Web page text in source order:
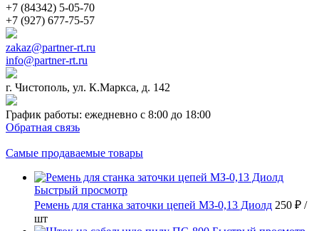
+7 (84342) 5-05-70
+7 (927) 677-75-57
zakaz@partner-rt.ru
info@partner-rt.ru
г. Чистополь, ул. К.Маркса, д. 142
График работы: ежедневно с 8:00 до 18:00
Обратная связь
Самые продаваемые товары
Быстрый просмотр
Ремень для станка заточки цепей МЗ-0,13 Диолд 250 ₽ /
шт